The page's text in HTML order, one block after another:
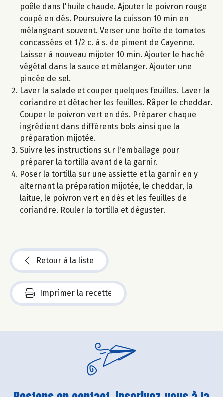
poêle dans l'huile chaude. Ajouter le poivron rouge
coupé en dés. Poursuivre la cuisson 10 min en
mélangeant souvent. Verser une boîte de tomates
concassées et 1/2 c. à s. de piment de Cayenne.
Laisser à nouveau mijoter 10 min. Ajouter le haché
végétal dans la sauce et mélanger. Ajouter une
pincée de sel.
Laver la salade et couper quelques feuilles. Laver la
coriandre et détacher les feuilles. Râper le cheddar.
Couper le poivron vert en dès. Préparer chaque
ingrédient dans différents bols ainsi que la
préparation mijotée.
Suivre les instructions sur l'emballage pour
préparer la tortilla avant de la garnir.
Poser la tortilla sur une assiette et la garnir en y
alternant la préparation mijotée, le cheddar, la
laitue, le poivron vert en dès et les feuilles de
coriandre. Rouler la tortilla et déguster.
Retour à la liste
Imprimer la recette